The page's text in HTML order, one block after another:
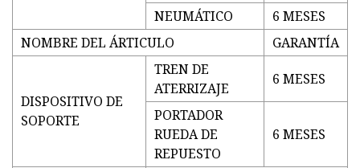
NEUMÁTICO
6 MESES
NOMBRE DEL ÁRTICULO
GARANTÍA
DISPOSITIVO DE
SOPORTE
TREN DE
ATERRIZAJE
6 MESES
PORTADOR
RUEDA DE
REPUESTO
6 MESES